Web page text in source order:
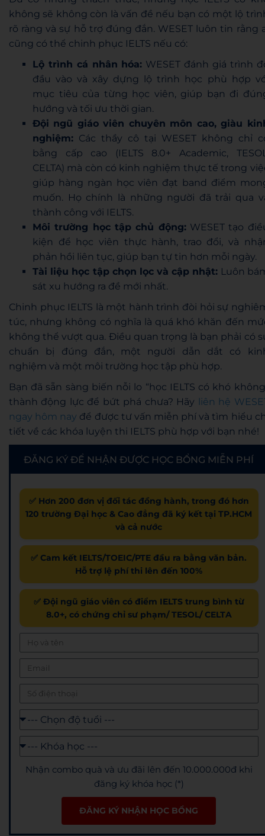
không sẽ không còn là vấn đề nếu bạn có một lộ
rõ ràng và sự hỗ trợ đúng đắn. WESET luôn tin rằng
cũng có thể chinh phục IELTS nếu có:
Lộ trình cá nhân hóa: WESET đánh giá trình
đầu vào và xây dựng lộ trình học phù hợp
mục tiêu của từng học viên, giúp bạn đi
hướng và tối ưu thời gian.
Đội ngũ giáo viên chuyên môn cao, giàu
nghiệm: Các thầy cô tại WESET không chỉ
bằng cấp cao (IELTS 8.0+ Academic,
CELTA) mà còn có kinh nghiệm thực tế trong
giúp hàng ngàn học viên đạt band điểm
muốn. Họ chính là những người đã trải qua
thành công với IELTS.
Môi trường học tập chủ động:WESET tạo
kiện để học viên thực hành, trao đổi, và
phản hồi liên tục, giúp bạn tự tin hơn mỗi ngày.
Tài liệu học tập chọn lọc và cập nhật: Luôn
sát xu hướng ra đề mới nhất.
Chinh phục IELTS là một hành trình đòi hỏi sự
túc, nhưng không có nghĩa là quá khó khăn đến
không thể vượt qua. Điều quan trọng là bạn phải có
chuẩn bị đúng đắn, một người dẫn dắt có
nghiệm và một môi trường học tập phù hợp.
Bạn đã sẵn sàng biến nỗi lo “học IELTS có khó
thành động lực để bứt phá chưa? Hãy liên hệ
ngay hôm nay để được tư vấn miễn phí và tìm hiểu
tiết về các khóa luyện thi IELTS phù hợp với bạn nhé!
ĐĂNG KÝ ĐỂ NHẬN ĐƯỢC HỌC BỔNG MIỄN PHÍ
✅ Hơn 200 đơn vị đối tác đồng hành, trong đó hơn
120 trường Đại học & Cao đẳng đã ký kết tại TP.HCM
và cả nước
✅ Cam kết IELTS/TOEIC/PTE đầu ra bằng văn bản.
Hỗ trợ lệ phí thi lên đến 100%
✅ Đội ngũ giáo viên có điểm IELTS trung bình từ
8.0+, có chứng chỉ sư phạm/ TESOL/ CELTA
Nhận combo quà và ưu đãi lên đến 10.000.000đ khi
đăng ký khóa học (*)
ĐĂNG KÝ NHẬN HỌC BỔNG